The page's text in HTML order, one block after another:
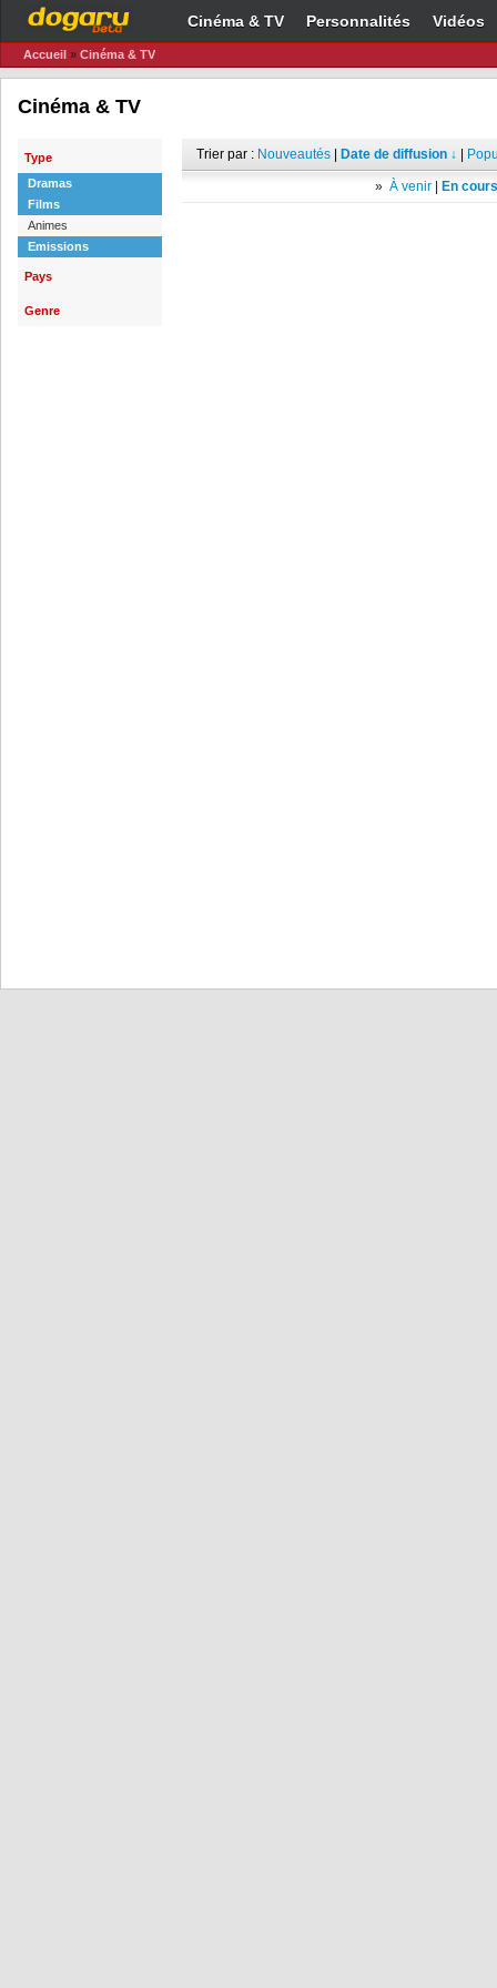
Cinéma & TV Personnalités Vidéos
Accueil » Cinéma & TV
Cinéma & TV
Type
Dramas
Films
Animes
Emissions
Pays
Genre
Trier par : Nouveautés Date de diffusion ↓
» À venir En